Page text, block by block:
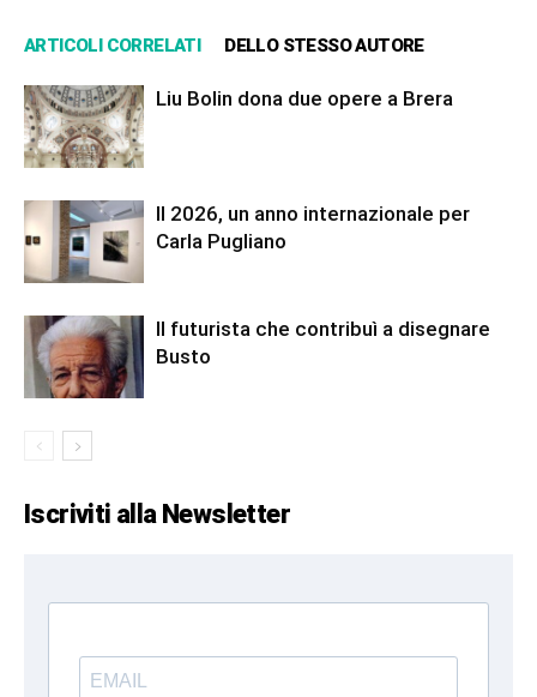
ARTICOLI CORRELATI DELLO STESSO AUTORE
Liu Bolin dona due opere a Brera
Il 2026, un anno internazionale per
Carla Pugliano
Il futurista che contribuì a disegnare
Busto
Iscriviti alla Newsletter